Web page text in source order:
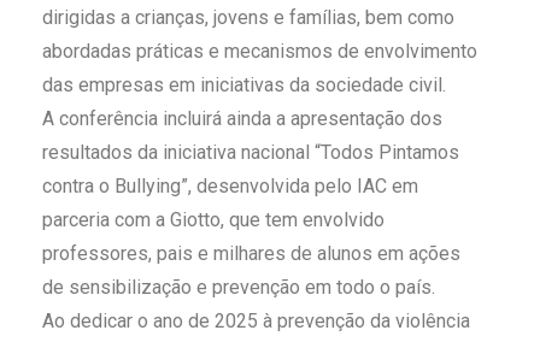
dirigidas a crianças, jovens e famílias, bem como
abordadas práticas e mecanismos de envolvimento
das empresas em iniciativas da sociedade civil.
A conferência incluirá ainda a apresentação dos
resultados da iniciativa nacional “Todos Pintamos
contra o Bullying”, desenvolvida pelo IAC em
parceria com a Giotto, que tem envolvido
professores, pais e milhares de alunos em ações
de sensibilização e prevenção em todo o país.
Ao dedicar o ano de 2025 à prevenção da violência